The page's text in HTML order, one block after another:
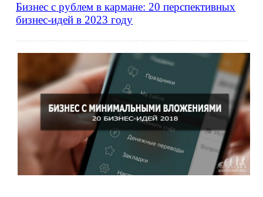
Бизнес с рублем в кармане: 20 перспективных
бизнес-идей в 2023 году